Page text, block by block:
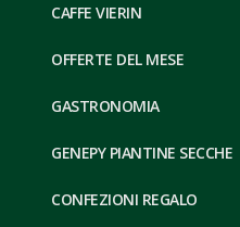
CAFFE VIERIN
OFFERTE DEL MESE
GASTRONOMIA
GENEPY PIANTINE SECCHE
CONFEZIONI REGALO